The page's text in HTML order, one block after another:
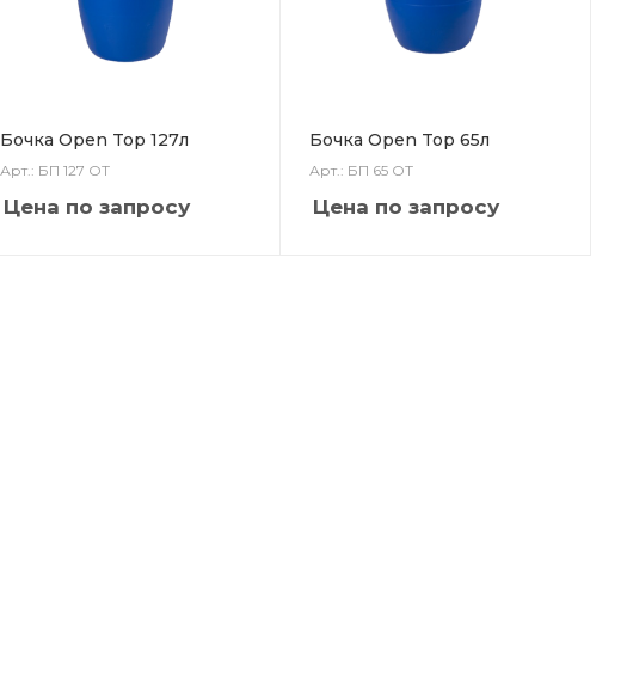
Бочка Open Top 127л
Арт.: БП 127 ОТ
Цена по запросу
Бочка Open Top 65л
Арт.: БП 65 ОТ
Цена по запросу